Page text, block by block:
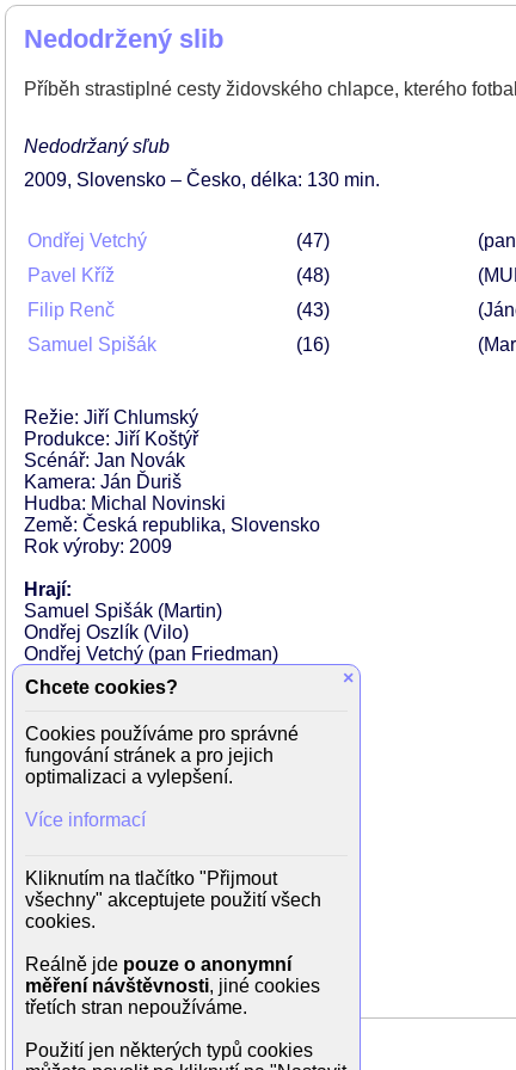
Nedodržený slib
Příběh strastiplné cesty židovského chlapce, kterého
Nedodržaný sľub
2009 Slovensko – Česko délka: 130 min
Ondřej Vetchý 47
Pavel Kříž
48
Filip Renč
43
Samuel Spišák
16
Režie: Jiří Chlumský
Produkce: Jiří Koštýř
Scénář: Jan Novák
Kamera: Ján Ďuriš
Hudba: Michal Novinski
Země: Česká republika, Slovensko
Rok výroby: 2009
Hrají:
Samuel Spišák (Martin)
Ondřej Oszlík (Vilo)
Ondřej Vetchý (pan Friedman)
Ina Gogálová (paní Friedmanová)
Ľubomír Bukový (Móric)
Daniel Fischer (Alex)
Dávid Hartl (Dežo)
Jakub Spišák (Herman)
Vlado Černý (MUDr. Fehér)
Pavel Kříž (MUDr. Kollár)
Filip Renč (Jánoš)
Ivan Romančík (obuvník Feldman)
Juraj Sadílek (Fred Mahler)
Marián Slovák (rabín)
Ľudmila Swanová (Feldmanová)
×
Chcete cookies?
Cookies používáme pro správné
fungování stránek a pro jejich
optimalizaci a vylepšení.
Více informací
Kliknutím na tlačítko "Přijmout
všechny" akceptujete použití všech
cookies.
Reálně jde pouze o anonymní
měření návštěvnosti, jiné cookies
třetích stran nepoužíváme.
Použití jen některých typů cookies